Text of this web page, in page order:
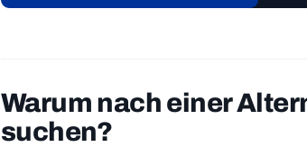
Warum nach einer
suchen?